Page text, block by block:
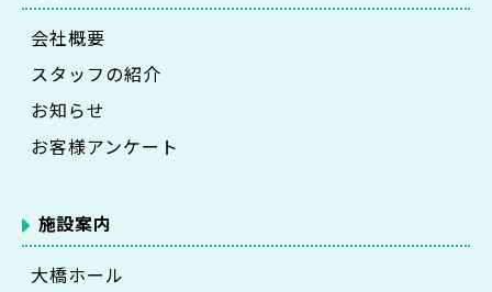
会社概要
スタッフの紹介
お知らせ
お客様アンケート
施設案内
大橋ホール